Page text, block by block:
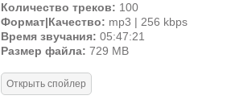
Количество треков: 100
Формат|Качество: mp3 | 256 kbps
Время звучания: 05:47:21
Размер файла: 729 MB